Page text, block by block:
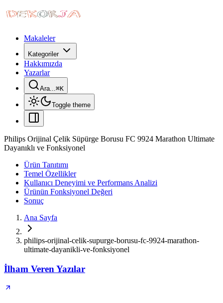
Makaleler
Kategoriler
Hakkımızda
Yazarlar
Ara...⌘K
Toggle theme
Philips Orijinal Çelik Süpürge Borusu FC 9924 Marathon Ultimate
Dayanıklı ve Fonksiyonel
Ürün Tanıtımı
Temel Özellikler
Kullanıcı Deneyimi ve Performans Analizi
Ürünün Fonksiyonel Değeri
Sonuç
Ana Sayfa
philips-orijinal-celik-supurge-borusu-fc-9924-marathon-
ultimate-dayanikli-ve-fonksiyonel
İlham Veren Yazılar